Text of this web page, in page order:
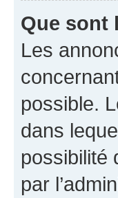
Que sont
Les
possible.
dans
possibilité
par